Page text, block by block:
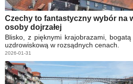
Czechy to fantastyczny wybór na
osoby dojrzałej
Blisko, z pięknymi krajobrazami,
uzdrowiskową w rozsądnych cenach.
2026-01-31